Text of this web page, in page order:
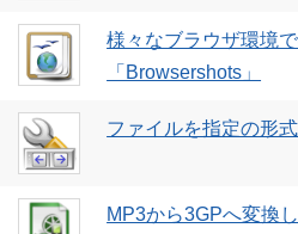
様々なブラウザ環境
「Browsershots」
ファイルを指定の形
MP3から3GPへ変換